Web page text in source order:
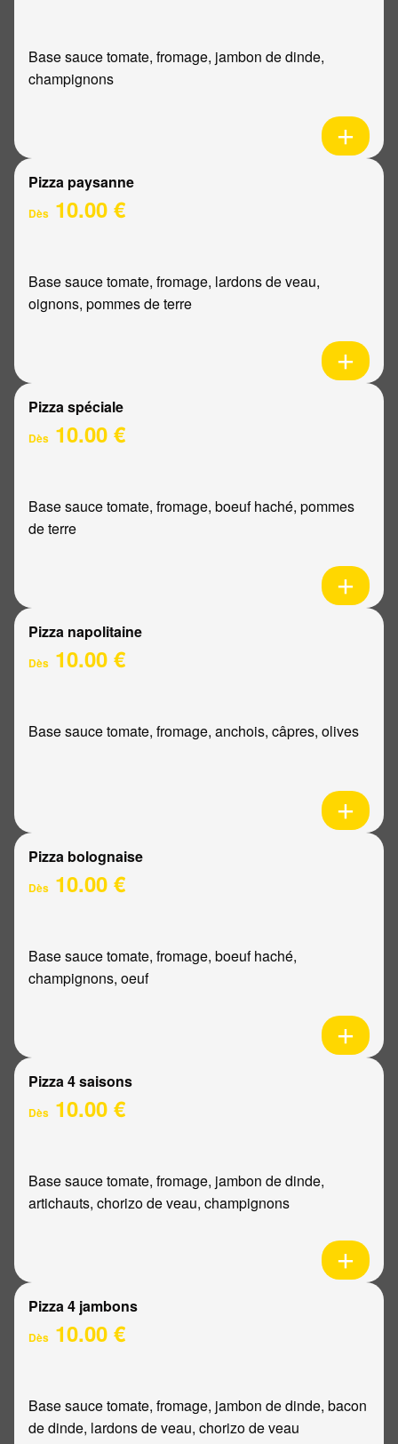
Base sauce tomate, fromage, jambon de dinde,
champignons
Pizza paysanne
Dès 10.00 €
Base sauce tomate, fromage, lardons de veau,
oignons, pommes de terre
Pizza spéciale
Dès 10.00 €
Base sauce tomate, fromage, boeuf haché, pommes
de terre
Pizza napolitaine
Dès 10.00 €
Base sauce tomate, fromage, anchois, câpres, olives
Pizza bolognaise
Dès 10.00 €
Base sauce tomate, fromage, boeuf haché,
champignons, oeuf
Pizza 4 saisons
Dès 10.00 €
Base sauce tomate, fromage, jambon de dinde,
artichauts, chorizo de veau, champignons
Pizza 4 jambons
Dès 10.00 €
Base sauce tomate, fromage, jambon de dinde, bacon
de dinde, lardons de veau, chorizo de veau